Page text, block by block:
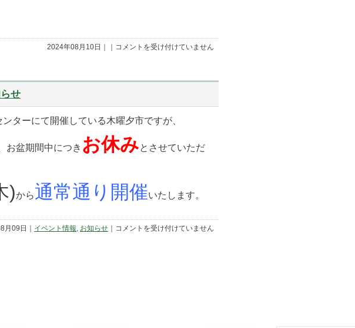
2024年08月10日｜｜
10/6「ハ
飾
作
ろ
う！
前
の
部」
は
締
め
ま
し
コメントを受け付けていません
せ
ターにて開催している木曜夕市ですが、
お盆期間中につき お休みとさせていただ
)から通常通り開催いたします。
月09日｜ イベント情報, お知らせ
８
コメントを受け付けていません